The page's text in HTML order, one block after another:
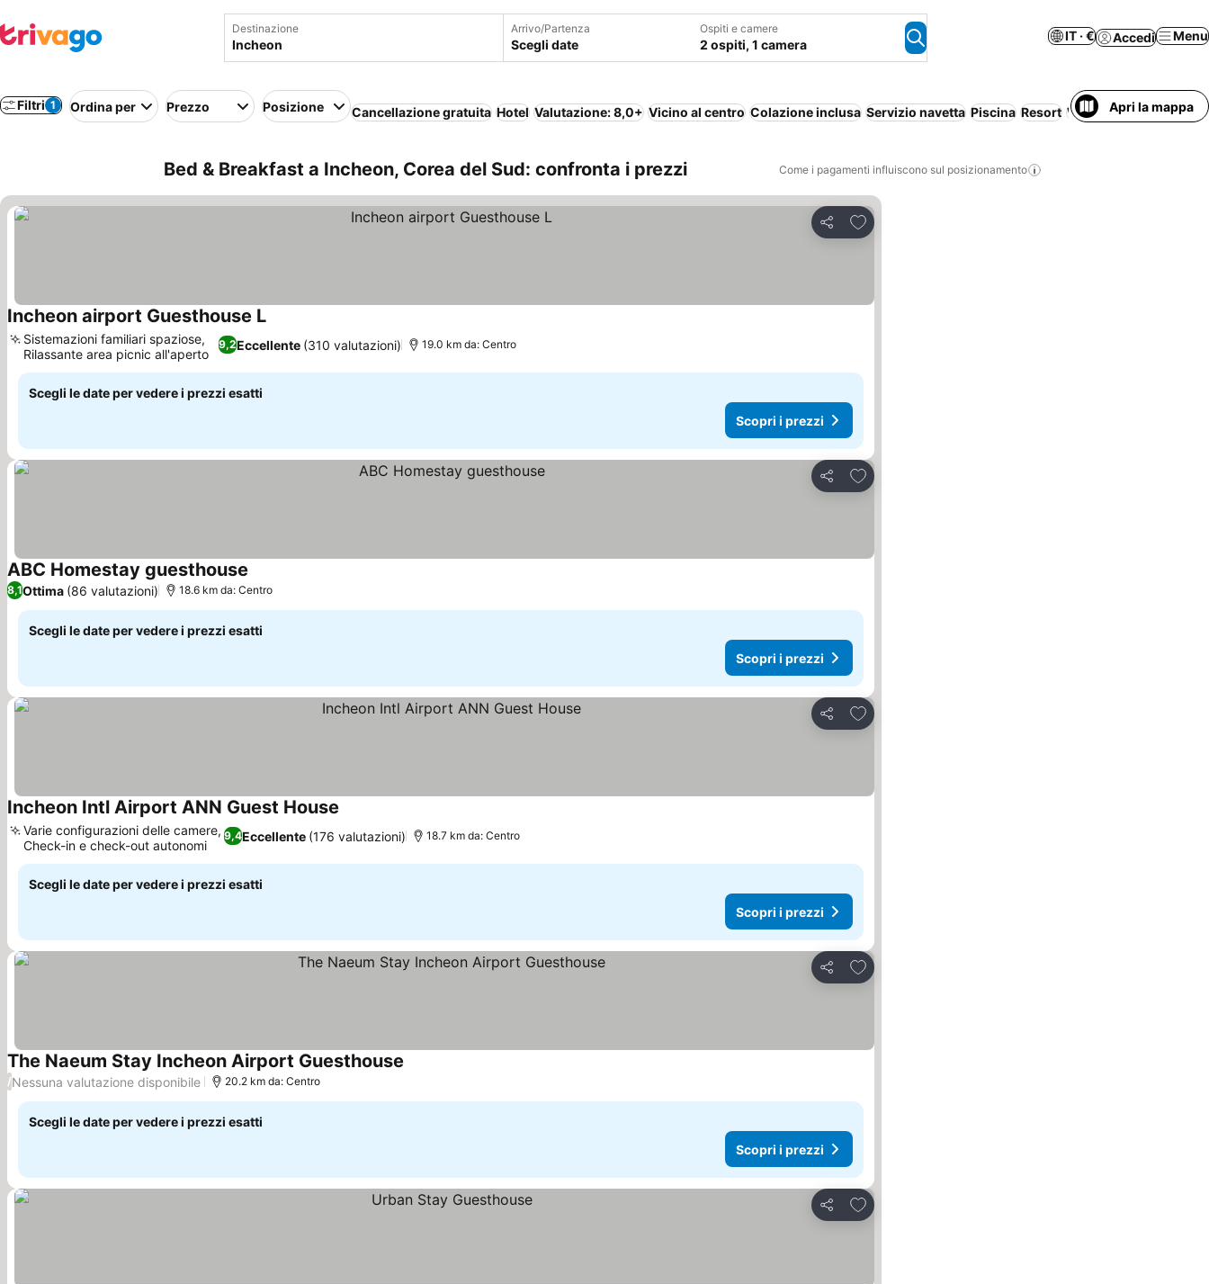
Destinazione Arrivo/Partenza
Scegli date
Ospiti e camere
2 ospiti, 1 camera
IT · € Accedi Menu
Filtri 1 Ordina per Prezzo Posizione Cancellazione gratuita Hotel Valutazione: 8,0+ Vicino al centro Colazione inclusa Servizio navetta Piscina Resort Wi-Fi Aria
Apri la mappa
Bed & Breakfast a Incheon, Corea del Sud: confronta i prezzi Come i pagamenti influiscono sul posizionamento
Condividi
Aggiungi ai preferiti
Incheon airport Guesthouse L
9,2Eccellente (310 valutazioni)
Sistemazioni familiari spaziose,
Rilassante area picnic all'aperto
19.0 km da: Centro
Scegli le date per vedere i prezzi esatti
Scopri i prezzi
Condividi
Aggiungi ai preferiti
ABC Homestay guesthouse
8,1Ottima (86 valutazioni) 18.6 km da: Centro
Scegli le date per vedere i prezzi esatti
Scopri i prezzi
Condividi
Aggiungi ai preferiti
Incheon Intl Airport ANN Guest House
9,4Eccellente (176 valutazioni)
Varie configurazioni delle camere,
Check-in e check-out autonomi
18.7 km da: Centro
Scegli le date per vedere i prezzi esatti
Scopri i prezzi
Condividi
Aggiungi ai preferiti
The Naeum Stay Incheon Airport Guesthouse
/Nessuna valutazione disponibile 20.2 km da: Centro
Scegli le date per vedere i prezzi esatti
Scopri i prezzi
Condividi
Aggiungi ai preferiti